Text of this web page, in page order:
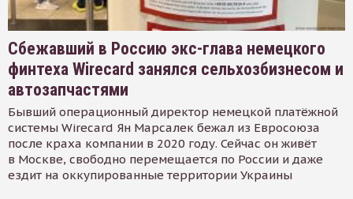
Сбежавший в Россию экс-глава немецкого
финтеха Wirecard занялся сельхозбизнесом и
автозапчастями
Бывший операционный директор немецкой платёжной
системы Wirecard Ян Марсалек бежал из Евросоюза
после краха компании в 2020 году. Сейчас он живёт
в Москве, свободно перемещается по России и даже
ездит на оккупированные территории Украины